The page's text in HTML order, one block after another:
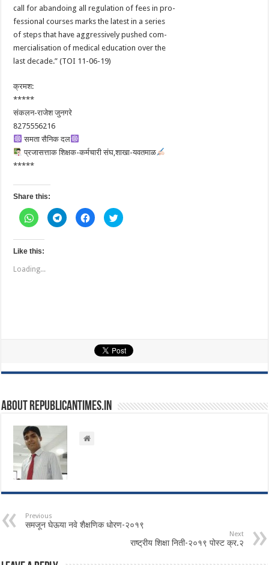
call for abandoing all regulation of fees in pro-
fessional courses marks the latest in a series
of steps that have aggressively pushed com-
mercialisation of medical education over the
last decade.” (TOI 11-06-19)
क्रमश:
*****
संकलन-राजेश जुनगरे
8275556216
समता सैनिक दल
प्रजासत्ताक शिक्षक-कर्मचारी संघ,शाखा-यवतमाळ
*****
Share this:
Click
to
share
on
(Opens
new
window)
Click
to
share
Click
to
share
Click
to
Like this:
Loading...
About republicantimes.in
Previous
समजून घेऊया नवे शैक्षणिक धोरण-२०१९
Next
राष्ट्रीय शिक्षा निती-२०१९ पोस्ट क्र.२